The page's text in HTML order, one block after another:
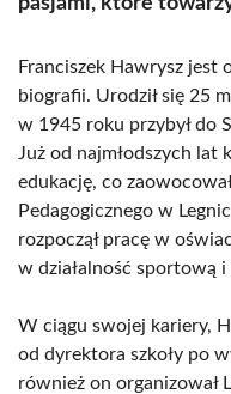
Franciszek Hawrysz jest
biografii. Urodził się 25
w 1945 roku przybył do
Już od najmłodszych lat
edukację, co
Pedagogicznego w
rozpoczął pracę w
w działalność sportową
W ciągu swojej kariery,
od dyrektora szkoły po
również on organizował